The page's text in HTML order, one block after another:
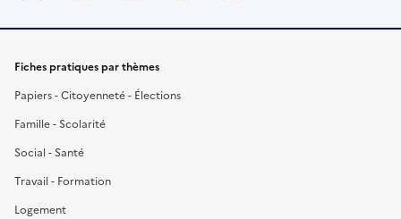
Fiches pratiques par thèmes
Papiers - Citoyenneté - Élections
Famille - Scolarité
Social - Santé
Travail - Formation
Logement